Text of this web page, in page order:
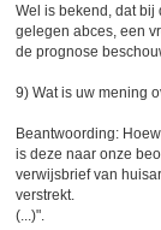
Wel is bekend, dat
gelegen abces, een
de prognose
9) Wat is uw mening
Beantwoording:
is deze naar onze
verwijsbrief van
verstrekt.
(...)".